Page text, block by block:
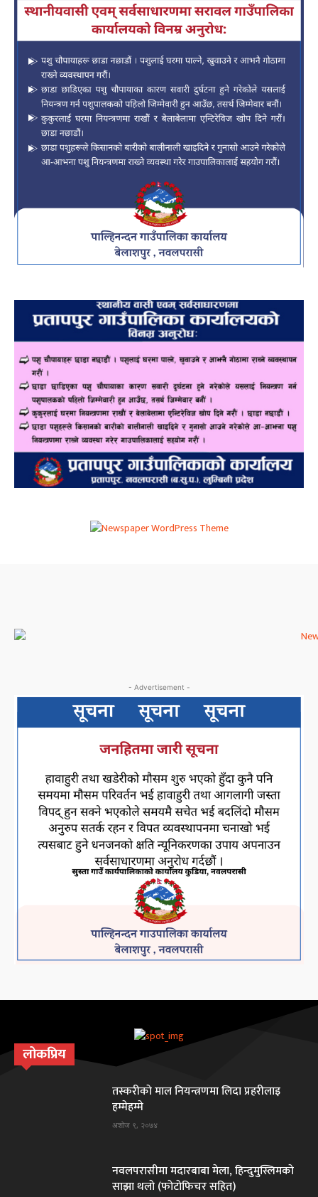
- Advertisement -
लोकप्रिय
तस्करीकाे माल नियन्त्रणमा लिदा प्रहरीलाइ
हम्मेहम्मे
अशोज ९, २०७४
नवलपरासीमा मदारबाबा मेला, हिन्दुमुस्लिमकाे
साझा थलाे (फाेटाेफिचर सहित)